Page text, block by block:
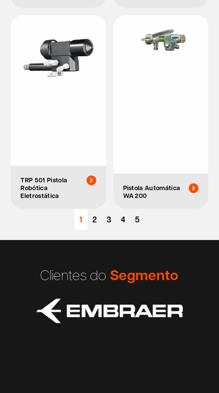
TRP 501 Pistola
Robótica
Eletrostática
Pistola Automática
WA 200
1 2 3 4 5
Clientes do Segmento